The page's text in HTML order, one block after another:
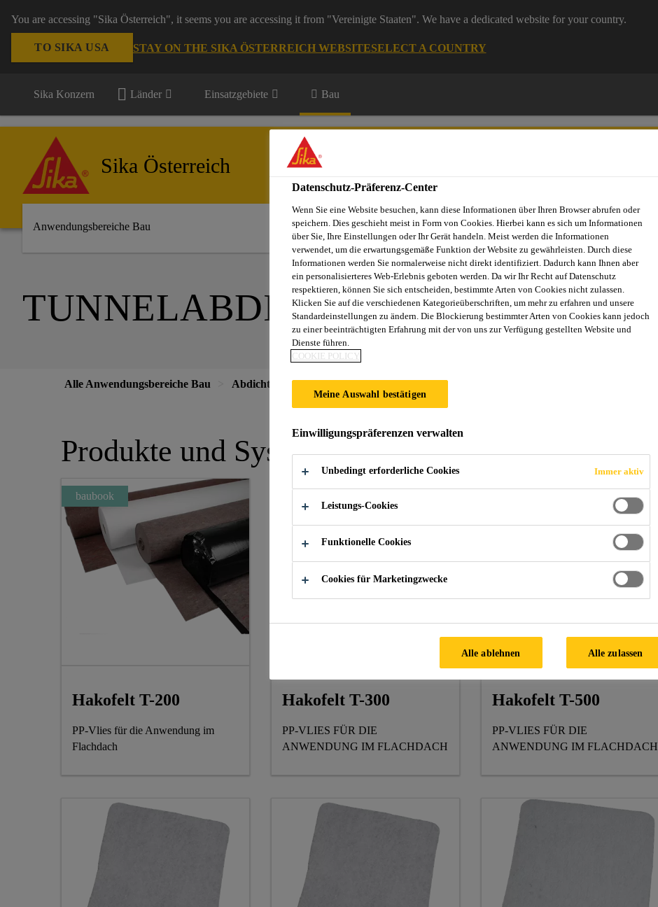
You are accessing "Sika Österreich", it seems you are accessing it from "Vereinigte Staaten". We have a dedicated website for your country.
TO SIKA USA STAY ON THE SIKA ÖSTERREICH WEBSITESELECT A COUNTRY
Sika Konzern Länder Einsatzgebiete Bau
Sika Österreich
Anwendungsbereiche Bau
TUNNELABDICHTUNG ZUBEHÖR
Alle Anwendungsbereiche Bau Abdichtung Weitere Abdichtungsanwendungen
Produkte und Systeme
Hakofelt T-200
PP-Vlies für die Anwendung im
Flachdach
baubook
Hakofelt T-300
PP-VLIES FÜR DIE
ANWENDUNG IM FLACHDACH
Hakofelt T-500
PP-VLIES FÜR DIE
ANWENDUNG IM FLACHDACH
Datenschutz-Präferenz-Center
Wenn Sie eine Website besuchen, kann diese Informationen über Ihren Browser abrufen oder
speichern. Dies geschieht meist in Form von Cookies. Hierbei kann es sich um Informationen
über Sie, Ihre Einstellungen oder Ihr Gerät handeln. Meist werden die Informationen
verwendet, um die erwartungsgemäße Funktion der Website zu gewährleisten. Durch diese
Informationen werden Sie normalerweise nicht direkt identifiziert. Dadurch kann Ihnen aber
ein personalisierteres Web-Erlebnis geboten werden. Da wir Ihr Recht auf Datenschutz
respektieren, können Sie sich entscheiden, bestimmte Arten von Cookies nicht zulassen.
Klicken Sie auf die verschiedenen Kategorieüberschriften, um mehr zu erfahren und unsere
Standardeinstellungen zu ändern. Die Blockierung bestimmter Arten von Cookies kann jedoch
zu einer beeinträchtigten Erfahrung mit der von uns zur Verfügung gestellten Website und
Dienste führen.
COOKIE POLICY
Meine Auswahl bestätigen
Einwilligungspräferenzen verwalten
Unbedingt erforderliche Cookies Immer aktiv
Leistungs-Cookies
Funktionelle Cookies
Cookies für Marketingzwecke
Alle ablehnen Alle zulassen